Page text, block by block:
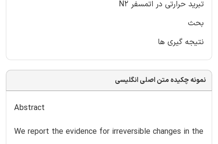
تبرید حرارتی در اتمسفر N2
بحث
نتیجه گیری ها
نمونه چکیده متن اصلی انگلیسی
Abstract
We report the evidence for irreversible changes in the